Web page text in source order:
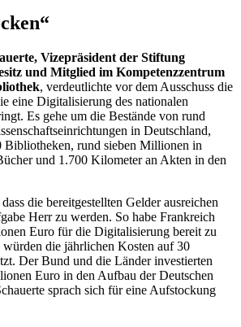
Vizepräsident der Stiftung
und Mitglied im Kompetenzzentrum
, verdeutlichte vor dem Ausschuss die
eine Digitalisierung des nationalen
Es gehe um die Bestände von rund
in Deutschland,
Bibliotheken, rund sieben Millionen in
und 1.700 Kilometer an Akten in den
die bereitgestellten Gelder ausreichen
Herr zu werden. So habe Frankreich
Euro für die Digitalisierung bereit zu
die jährlichen Kosten auf 30
Der Bund und die Länder investierten
Euro in den Aufbau der Deutschen
sprach sich für eine Aufstockung